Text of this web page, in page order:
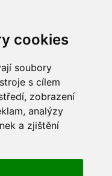
cookies
soubory
s cílem
zobrazení
analýzy
a zjištění